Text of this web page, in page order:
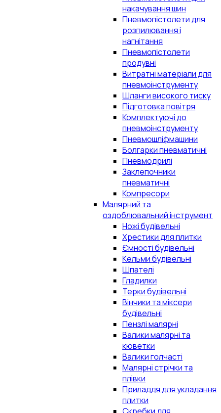
накачування шин
Пневмопістолети для
розпилювання і
нагнітання
Пневмопістолети
продувні
Витратні матеріали для
пневмоінструменту
Шланги високого тиску
Підготовка повітря
Комплектуючі до
пневмоінструменту
Пневмошліфмашини
Болгарки пневматичні
Пневмодрилі
Заклепочники
пневматичні
Компресори
Малярний та
оздоблювальний інструмент
Ножі будівельні
Хрестики для плитки
Ємності будівельні
Кельми будівельні
Шпателі
Гладилки
Терки будівельні
Вінчики та міксери
будівельні
Пензлі малярні
Валики малярні та
кюветки
Валики голчасті
Малярні стрічки та
плівки
Приладдя для укладання
плитки